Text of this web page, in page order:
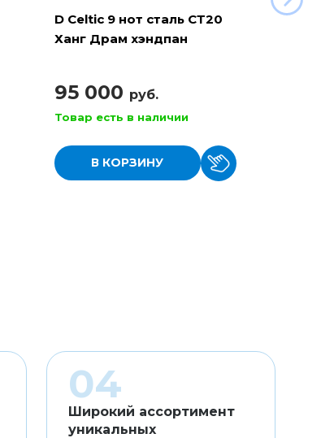
D Celtic 9 нот сталь СТ20
Ханг Драм хэндпан
95 000 руб.
Товар есть в наличии
В КОРЗИНУ
Баян
Широкий ассортимент
уникальных